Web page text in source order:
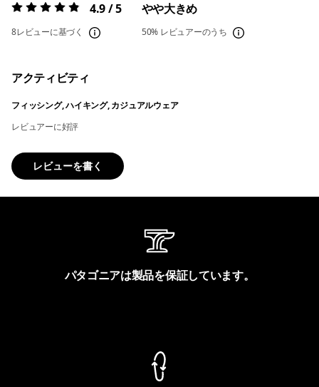
評価:4.9 / 5 4.9 / 5
8レビューに基づく
やや大きめ
50% レビュアーのうち
アクティビティ
フィッシング, ハイキング, カジュアルウェア
レビュアーに好評
レビューを書く
パタゴニアは製品を保証しています。